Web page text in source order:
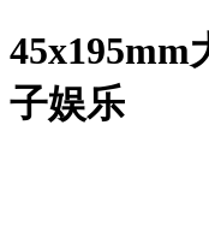
45x195mm
子娱乐